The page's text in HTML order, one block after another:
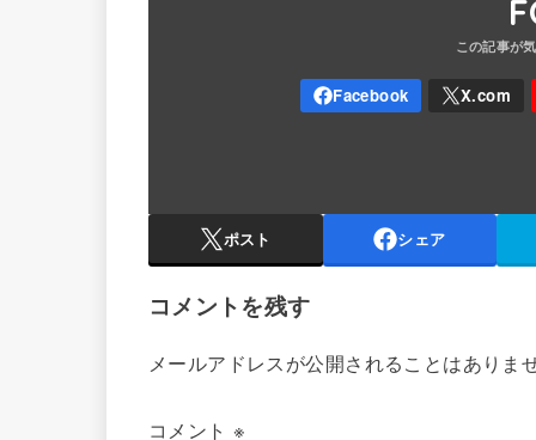
ポスト シェア
コメントを残す
メールアドレスが公開されることはありませ
コメント※